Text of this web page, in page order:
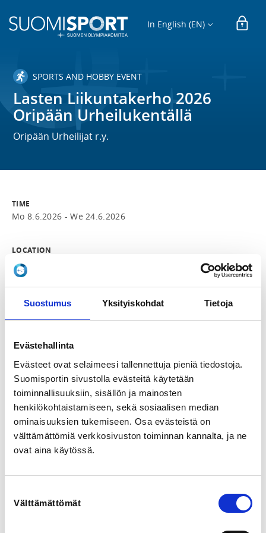
Suostumus Yksityiskohdat Tietoja
Evästehallinta
Evästeet ovat selaimeesi tallennettuja pieniä tiedostoja.
Suomisportin sivustolla evästeitä käytetään
toiminnallisuuksiin, sisällön ja mainosten
henkilökohtaistamiseen, sekä sosiaalisen median
ominaisuuksien tukemiseen. Osa evästeistä on
välttämättömiä verkkosivuston toiminnan kannalta, ja ne
ovat aina käytössä.
valinta
Välttämättömät
In English (EN)
SPORTS AND HOBBY EVENT
Lasten Liikuntakerho 2026
Oripään Urheilukentällä
Oripään Urheilijat r.y.
TIME
Mo 8.6.2026 -We 24.6.2026
LOCATION
Oripään Urheilukenttä
Loimaantie 138, 32500 Oripää, Suomi
View map
LOCALITY
SPORTS
Salibandy, Ryhmäliikunta, Jalkapallo,
Liikuntaleikkikoulu, Perinneurheilu, Kuntoliikunta,
Yleisurheilu
REGISTRATION PERIOD
Mo 20.4.2026 at 00:00 - Tu 9.6.2026 at 23:59
6-9 vuotiaat 20,00 €
10-13 vuotiaat 20,00 €